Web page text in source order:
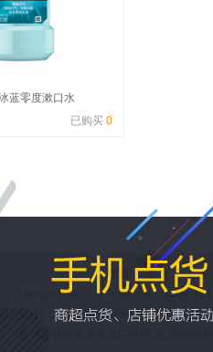
蓝零度漱口水
已购买 0
首页 | 点货 | 公告
15880261380 e-mail:
2016 阿九助手（原0890助手） 版权